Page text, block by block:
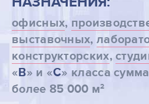
КОВОРКИНГ
НОВЫЕ ПЛОЩАДИ В
ТЕРРИТОРИЯ
НОВОСТИ
офисных,
выставочных,
конструкторских,
«В» и «С» класса
более 85 000 м2